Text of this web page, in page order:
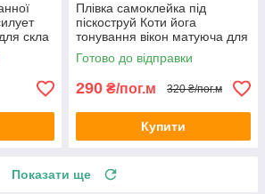
скла
Плівка самоклейка під
піскоструй Коти йога
тонування вікон матуюча для
вікон кошенята кіт 1 пог.м
1000х1000 мм
Готово до відправки
290 ₴/пог.м 320 ₴/пог.м
Купити
Показати ще